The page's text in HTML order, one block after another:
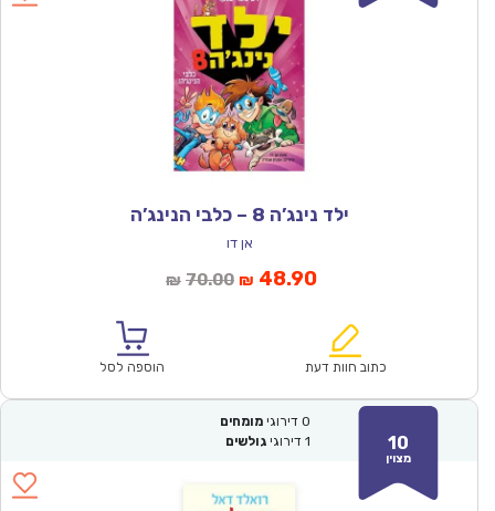
ילד נינג’ה 8 – כלבי הנינג’ה
אן דו
₪ 70.00המחיר
₪70.00.
₪ 48.90המחיר
הוא:
כתוב חוות דעת הוספה לסל
10
מצוין
0 דירוגי מומחים
1 דירוגי גולשים